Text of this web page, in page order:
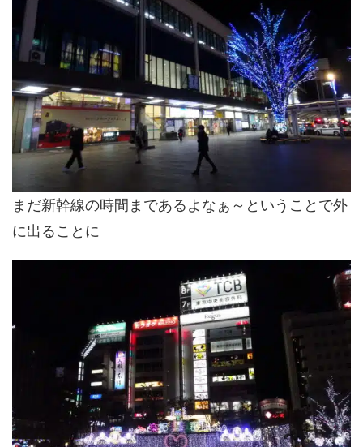
まだ新幹線の時間まであるよなぁ～ということで外
に出ることに